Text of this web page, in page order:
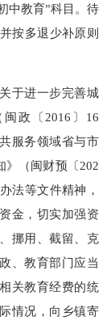
中教育”科目。待
按多退少补原则
于进一步完善城
政〔2016〕16
服务领域省与市
》（闽财预〔202
法等文件精神，
金，切实加强资
挪用、截留、克
、教育部门应当
关教育经费的统
情况，向乡镇寄